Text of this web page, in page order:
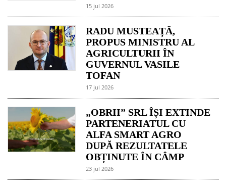
15 jul 2026
RADU MUSTEAȚĂ,
PROPUS MINISTRU AL
AGRICULTURII ÎN
GUVERNUL VASILE
TOFAN
17 jul 2026
„OBRII” SRL ÎȘI EXTINDE
PARTENERIATUL CU
ALFA SMART AGRO
DUPĂ REZULTATELE
OBȚINUTE ÎN CÂMP
23 jul 2026